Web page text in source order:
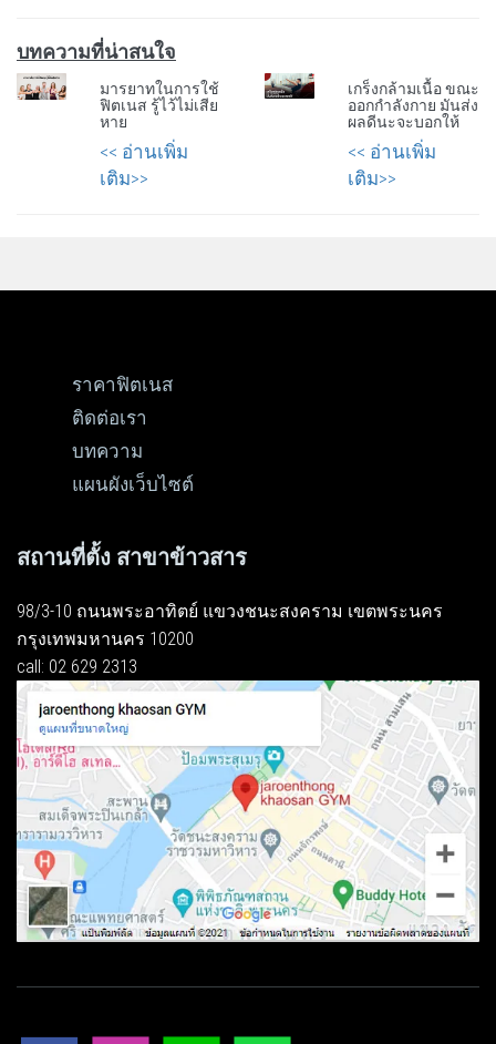
บทความที่น่าสนใจ
มารยาทในการใช้
ฟิตเนส รู้ไว้ไม่เสีย
หาย
<< อ่านเพิ่ม
เติม>>
เกร็งกล้ามเนื้อ ขณะ
ออกกำลังกาย มันส่ง
ผลดีนะจะบอกให้
<< อ่านเพิ่ม
เติม>>
ราคาฟิตเนส
ติดต่อเรา
บทความ
แผนผังเว็บไซต์
สถานที่ตั้ง สาขาข้าวสาร
98/3-10 ถนนพระอาทิตย์ แขวงชนะสงคราม เขตพระนคร
กรุงเทพมหานคร 10200
call: 02 629 2313